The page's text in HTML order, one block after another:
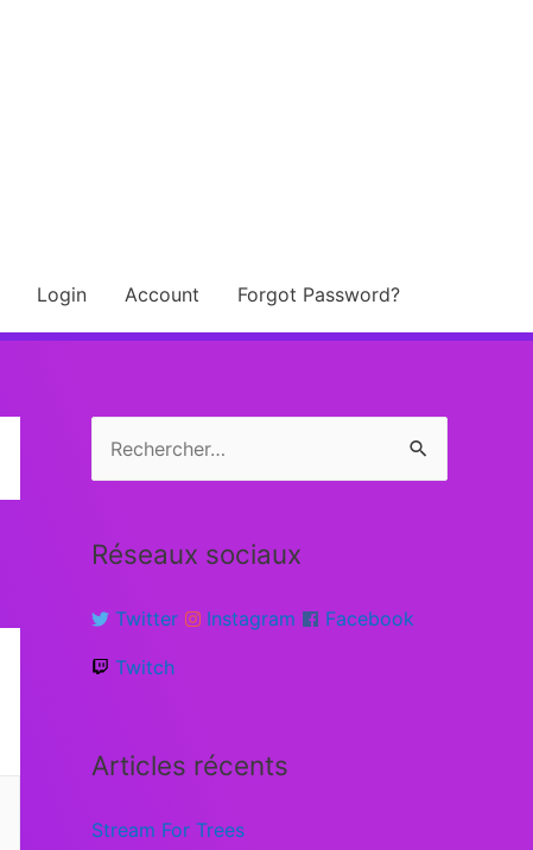
Login Account Forgot Password?
Réseaux sociaux
Twitter Instagram Facebook
Twitch
Articles récents
Stream For Trees